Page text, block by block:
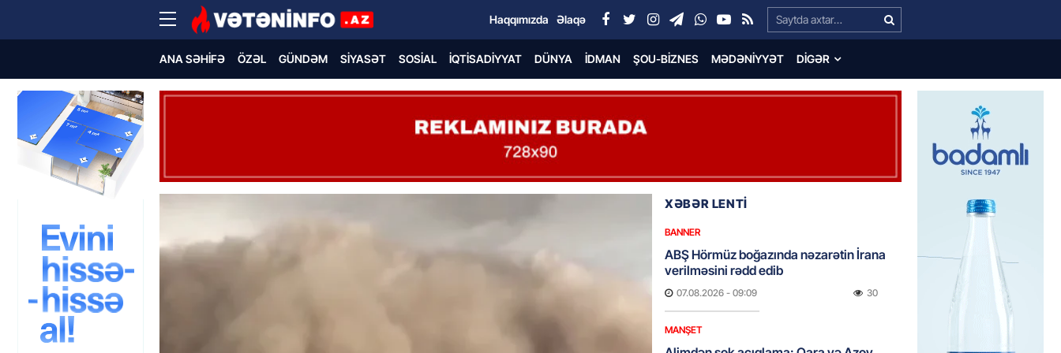
Search…
Haqqımızda Əlaqə
ANA SƏHIFƏ ÖZƏL GÜNDƏM SIYASƏT SOSIAL İQTISADIYYAT DÜNYA İDMAN ŞOU-BIZNES MƏDƏNIYYƏT DIGƏR
XƏBƏR LENTİ
BANNER
ABŞ Hörmüz boğazında nəzarətin İrana
verilməsini rədd edib
07.08.2026 - 09:09 30
MANŞET